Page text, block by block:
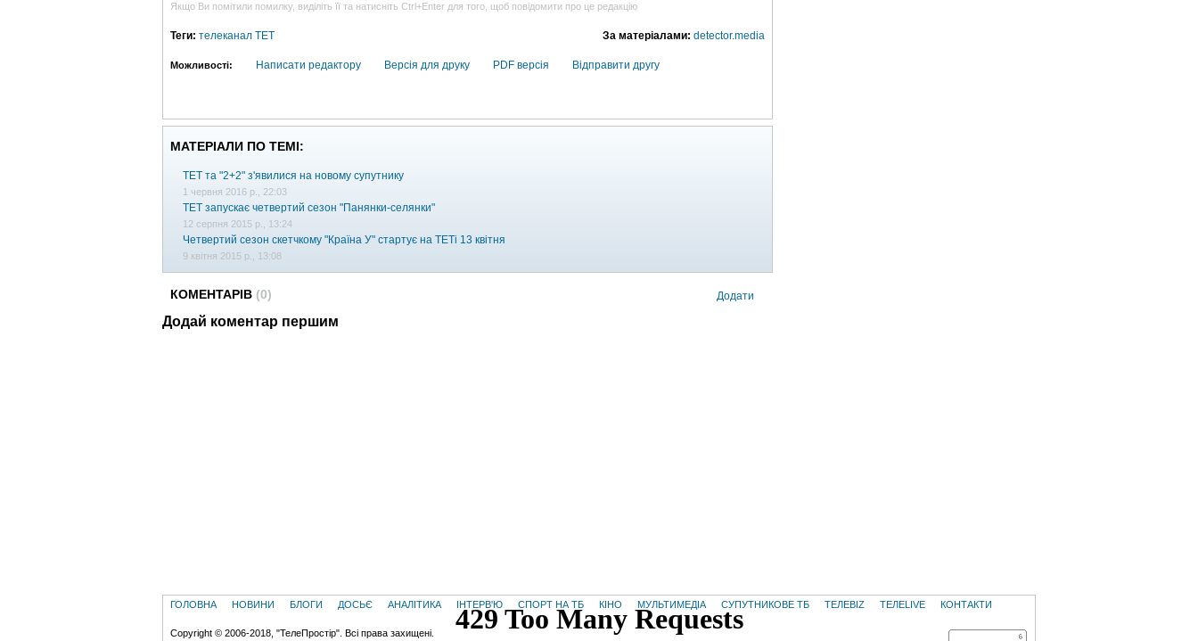
Якщо Ви помітили помилку, виділіть її та натисніть Ctrl+Enter для того, щоб повідомити про це редакцію
За матеріалами: detector.media
Теги: телеканал ТЕТ
Можливості: Написати редактору Версія для друку PDF версія Відправити другу
МАТЕРІАЛИ ПО ТЕМІ:
ТЕТ та "2+2" з'явилися на новому супутнику
1 червня 2016 р., 22:03
ТЕТ запускає четвертий сезон "Панянки-селянки"
12 серпня 2015 р., 13:24
Четвертий сезон скетчкому "Країна У" стартує на ТЕТі 13 квітня
9 квітня 2015 р., 13:08
Додати
КОМЕНТАРІВ (0)
Додай коментар першим
ГОЛОВНА НОВИНИ БЛОГИ ДОСЬЄ АНАЛІТИКА ІНТЕРВ'Ю СПОРТ НА ТБ КІНО МУЛЬТИМЕДІА СУПУТНИКОВЕ ТБ ТЕЛЕBIZ ТЕЛЕLIVE КОНТАКТИ
Copyright © 2006-2018, "ТелеПростір". Всі права захищені.